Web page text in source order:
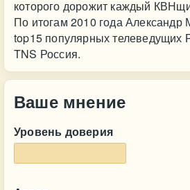
которого дорожит каждый
По итогам 2010 года Александр
top15 популярных телеведущих
TNS Россия.
Ваше мнение
Уровень доверия